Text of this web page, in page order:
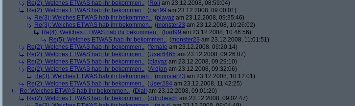
Re(2): Welches ETWAS hab ihr bekommen.. (Roli am 23.12.2008, 08:59:04)
Re(2): Welches ETWAS hab ihr bekommen.. (bart99 am 23.12.2008, 09:00:01)
Re(3): Welches ETWAS hab ihr bekommen.. (playaz am 23.12.2008, 09:35:46)
Re(3): Welches ETWAS hab ihr bekommen.. (monster23 am 23.12.2008, 10:26:02)
Re(4): Welches ETWAS hab ihr bekommen.. (bart99 am 23.12.2008, 10:46:56)
Re(5): Welches ETWAS hab ihr bekommen.. (monster23 am 23.12.2008, 11:01:51)
Re(2): Welches ETWAS hab ihr bekommen.. (female am 23.12.2008, 09:20:14)
Re(2): Welches ETWAS hab ihr bekommen.. (User6465 am 23.12.2008, 09:26:07)
Re(2): Welches ETWAS hab ihr bekommen.. (playaz am 23.12.2008, 09:29:10)
Re(2): Welches ETWAS hab ihr bekommen.. (Ardjan am 23.12.2008, 09:32:06)
Re(3): Welches ETWAS hab ihr bekommen.. (monster23 am 23.12.2008, 10:12:01)
Re(2): Welches ETWAS hab ihr bekommen.. (User284 am 23.12.2008, 11:42:25)
Re: Welches ETWAS hab ihr bekommen.. (Diall
am 23.12.2008, 09:01:20)
Re(2): Welches ETWAS hab ihr bekommen.. (ddrobesch am 23.12.2008, 09:02:47)